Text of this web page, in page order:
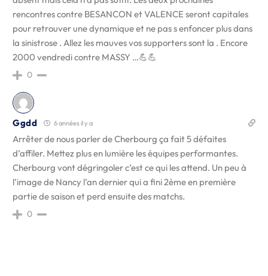
rencontres contre BESANCON et VALENCE seront capitales
pour retrouver une dynamique et ne pas s enfoncer plus dans
la sinistrose . Allez les mauves vos supporters sont la . Encore
2000 vendredi contre MASSY …💪💪
0
Ggdd 6 années il y a
Arrêter de nous parler de Cherbourg ça fait 5 défaites
d’affiler. Mettez plus en lumière les équipes performantes.
Cherbourg vont dégringoler c’est ce qui les attend. Un peu à
l’image de Nancy l’an dernier qui a fini 2ème en première
partie de saison et perd ensuite des matchs.
0